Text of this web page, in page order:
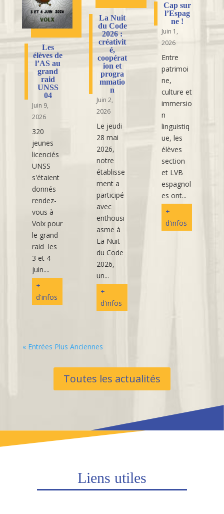
Les
élèves de
l’AS au
grand
raid
UNSS
04
Juin 9,
2026
320
jeunes
licenciés
UNSS
s'étaient
donnés
rendez-
vous à
Volx pour
le grand
raid les
3 et 4
juin....
+
d'infos
La Nuit
du Code
2026 :
créativit
é,
coopérat
ion et
progra
mmatio
n
Juin 2,
2026
Le jeudi
28 mai
2026,
notre
établisse
ment a
participé
avec
enthousi
asme à
La Nuit
du Code
2026,
un...
+
d'infos
Cap sur
l’Espag
ne !
Juin 1,
2026
Entre
patrimoi
ne,
culture et
immersio
n
linguistiq
ue, les
élèves
section
et LVB
espagnol
es ont...
+
d'infos
« Entrées Plus Anciennes
Toutes les actualités
Liens utiles